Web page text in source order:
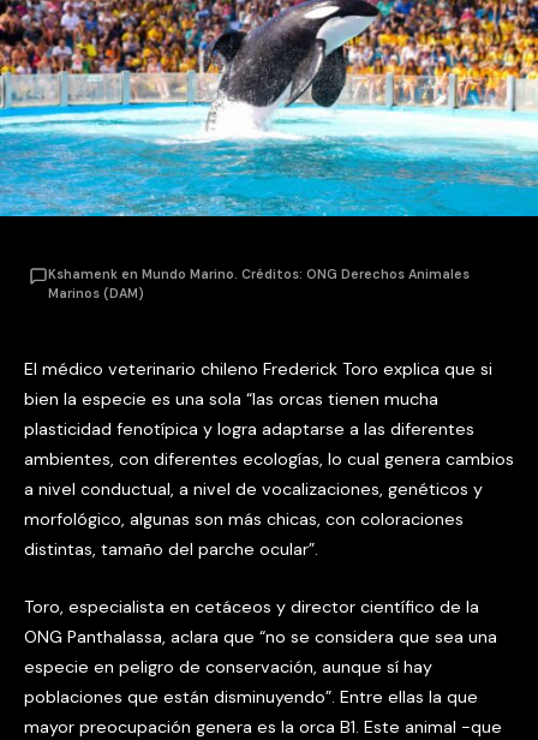
Kshamenk en Mundo Marino. Créditos: ONG Derechos Animales
Marinos (DAM)
El médico veterinario chileno Frederick Toro explica que si
bien la especie es una sola “las orcas tienen mucha
plasticidad fenotípica y logra adaptarse a las diferentes
ambientes, con diferentes ecologías, lo cual genera cambios
a nivel conductual, a nivel de vocalizaciones, genéticos y
morfológico, algunas son más chicas, con coloraciones
distintas, tamaño del parche ocular”.
Toro, especialista en cetáceos y director científico de la
ONG Panthalassa, aclara que “no se considera que sea una
especie en peligro de conservación, aunque sí hay
poblaciones que están disminuyendo”. Entre ellas la que
mayor preocupación genera es la orca B1. Este animal -que